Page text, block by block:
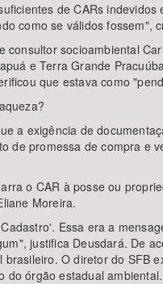
de CARs
como se válidos fossem",
consultor socioambiental
e Terra Grande
que estava como
a exigência de
de promessa de compra e
o CAR à posse ou
Moreira.
Essa era a
justifica Deusdará. De
O diretor do SFB
do órgão estadual